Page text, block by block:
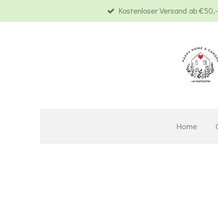
Hauptinhalt
Kostenloser Versand ab €50,-
Home